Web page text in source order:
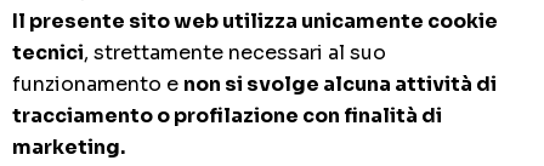
Il presente sito web utilizza unicamente cookie
tecnici, strettamente necessari al suo
funzionamento e non si svolge alcuna attività di
tracciamento o profilazione con finalità di
marketing.